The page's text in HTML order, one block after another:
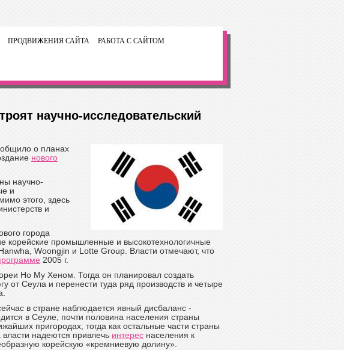
ПРОДВИЖЕНИЯ САЙТА РАБОТА С САЙТОМ
научно-исследовательский
о планах
нового
научно-
и
этого, здесь
и
города
корейские промышленные и высокотехнологичные
Woongjin и Lotte Group. Власти отмечают, что
2005 г.
Но Му Хеном. Тогда он планировал создать
от Сеула и перенести туда ряд производств и четыре
в стране наблюдается явный дисбаланс -
в Сеуле, почти половина населения страны
пригородах, тогда как остальные части страны
надеются привлечь интерес населения к
корейскую «кремниевую долину».